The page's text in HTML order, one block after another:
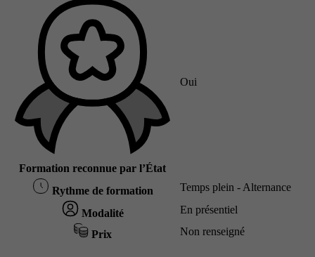
Formation reconnue par l’État
Oui
Rythme de formation Temps plein - Alternance
Modalité En présentiel
Prix Non renseigné